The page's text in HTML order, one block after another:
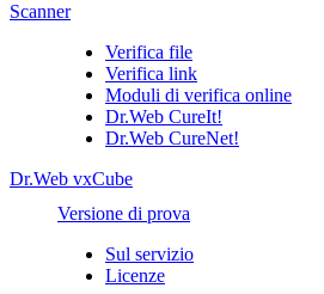
Scanner
Verifica file
Verifica link
Moduli di verifica online
Dr.Web CureIt!
Dr.Web CureNet!
Dr.Web vxCube
Versione di prova
Sul servizio
Licenze